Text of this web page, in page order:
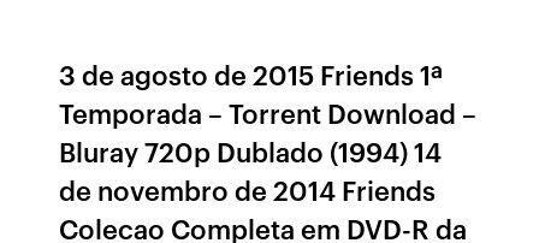
3 de agosto de 2015 Friends 1ª
Temporada – Torrent Download –
Bluray 720p Dublado (1994) 14
de novembro de 2014 Friends
Colecao Completa em DVD-R da